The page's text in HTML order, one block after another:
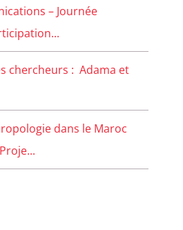
– Journée
chercheurs : Adama et
dans le Maroc